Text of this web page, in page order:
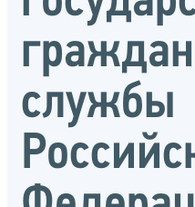
службы